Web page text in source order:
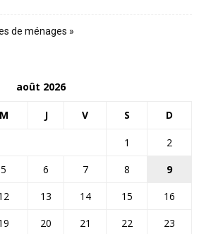
de ménages »
août 2026
M J V S D
1
2
5 6 7 8
9
13 14 15
16
20 21 22
23